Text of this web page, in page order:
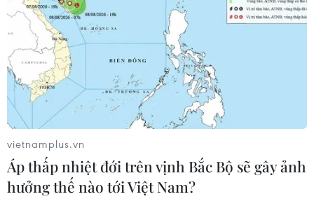
Theo dõi VietnamPlus
TIN LIÊN QUAN
vietnamplus.vn
Áp thấp nhiệt đới trên vịnh Bắc Bộ sẽ gây ảnh
hưởng thế nào tới Việt Nam?